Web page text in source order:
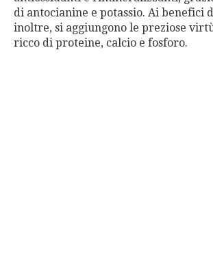
di antocianine e potassio. Ai benefici
inoltre, si aggiungono le preziose
ricco di proteine, calcio e fosforo.